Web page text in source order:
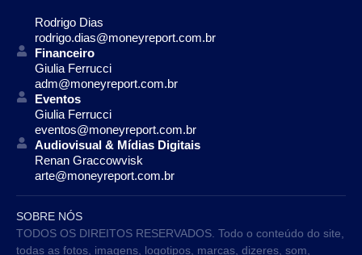
Rodrigo Dias
rodrigo.dias@moneyreport.com.br
Financeiro
Giulia Ferrucci
adm@moneyreport.com.br
Eventos
Giulia Ferrucci
eventos@moneyreport.com.br
Audiovisual & Mídias Digitais
Renan Graccowvisk
arte@moneyreport.com.br
SOBRE NÓS
TODOS OS DIREITOS RESERVADOS. Todo o conteúdo do site,
todas as fotos, imagens, logotipos, marcas, dizeres, som,